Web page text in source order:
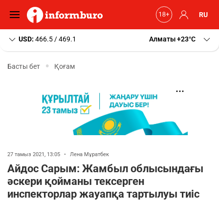
RU
USD: 466.5 / 469.1 Алматы+23 C
Басты бет Қоғам
27 тамыз 2021, 13:05 • Лена Мұратбек
Айдос Сарым: Жамбыл облысындағы
әскери қойманы тексерген
инспекторлар жауапқа тартылуы тиіс